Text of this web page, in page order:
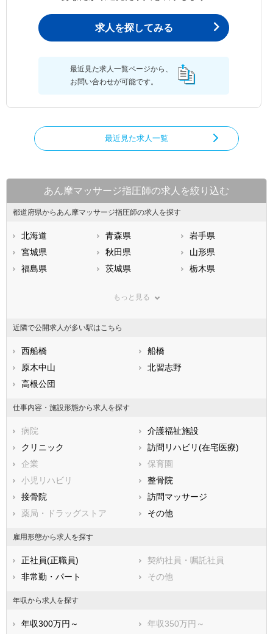
求人を探してみる
最近見た求人一覧ページから、
お問い合わせが可能です。
最近見た求人一覧
あん摩マッサージ指圧師の求人を絞り込む
都道府県からあん摩マッサージ指圧師の求人を探す
北海道 青森県
岩手県
宮城県
秋田県
山形県
福島県
茨城県
栃木県
神奈川県
石川県
福井県
静岡県
滋賀県
兵庫県
香川県
高知県
福岡県
長崎県
熊本県
鹿児島県
もっと見る
近隣で公開求人が多い駅はこちら
西船橋
船橋
原木中山
北習志野
高根公団
仕事内容・施設形態から求人を探す
病院
介護福祉施設
クリニック
訪問リハビリ(在宅医療)
企業
保育園
小児リハビリ
整骨院
接骨院
訪問マッサージ
薬局・ドラッグストア
その他
雇用形態から求人を探す
正社員(正職員)
契約社員・嘱託社員
非常勤・パート
その他
年収から求人を探す
年収300万円～
年収350万円～